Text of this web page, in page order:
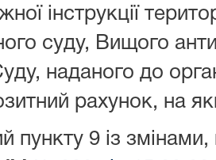
інструкції
суду, Вищого
наданого до
рахунок, на
пункту 9 із змінами,